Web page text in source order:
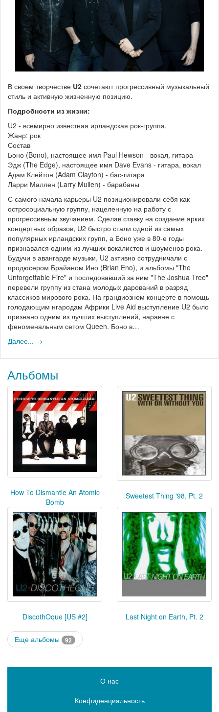
В своем творчестве U2 сочетают прогрессивный музыкальный
стиль и активную жизненную позицию.
Подробности из жизни:
U2 - всемирно известная ирландская рок-группа.
Жанр: рок
Состав
Боно (Bono), настоящее имя Paul Hewson - вокал, гитара
Эдж (The Edge), настоящее имя Dave Evans - гитара, вокал
Адам Клейтон (Adam Clayton) - бас-гитара
Ларри Маллен (Larry Mullen) - барабаны
С самого начала карьеры U2 позиционировали себя как
остросоциальную группу, нацеленную на работу с
прогрессивным звучанием. Сделав ставку на создание ярких
концертных образов, U2 быстро стали одной из самых
популярных ирландских групп, а Боно уже в 80-е годы
признавался одним из лучших вокалистов и шоуменов рока.
Будучи в авангарде музыки, U2 активно сотрудничали с
продюсером Брайаном Ино (Brian Eno), и альбомы "The
Unforgettable Fire" и последовавший за ним "The Joshua Tree"
перевели группу из стана молодых дарований в разряд
классиков мирового рока. На грандиозном концерте в помощь
голодающим нгародам Африки Live Aid выступление U2 было
признано одним из лучших выступлений, наравне с
феноменальным сетом Queen. Боно в…
Далее... →
Альбомы
How To Dismantle An Atomic
Bomb
Sweetest Thing '98, Pt. 2
DiscothOque [US #2] Last Night on Earth, Pt. 2
Еще альбомы 92
О нас
Конфиденциальность